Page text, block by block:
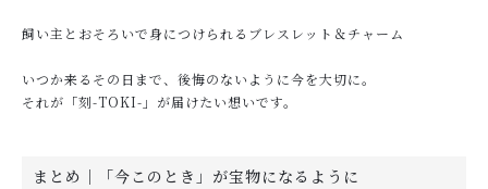
飼い主とおそろいで身につけられるブレスレット＆チャーム
いつか来るその日まで、後悔のないように今を大切に。
それが「刻-TOKI-」が届けたい想いです。
まとめ｜「今このとき」が宝物になるように